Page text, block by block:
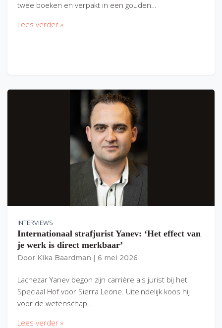
twee boeken en verpakt in een gouden…
Lees verder »
INTERVIEWS
Internationaal strafjurist Yanev: ‘Het effect van
je werk is direct merkbaar’
Door Kika Baardman 6 mei 2026
Lachezar Yanev begon zijn carrière als jurist bij het
Speciaal Hof voor Sierra Leone. Uiteindelijk koos hij
voor de wetenschap…
Lees verder »